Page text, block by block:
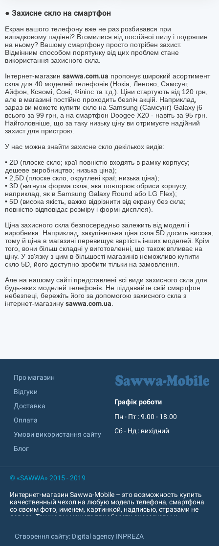
● Захисне скло на смартфон
Екран вашого телефону вже не раз розбивався при
випадковому падінні? Втомилися від постійної пилу і подряпин
на ньому? Вашому смартфону просто потрібен захист.
Відмінним способом порятунку від цих проблем стане
використання захисного скла.
Інтернет-магазин sawwa.com.ua пропонує широкий асортимент
скла для 40 моделей телефонів (Нокіа, Леново, Самсунг,
Айфон, Ксяомі, Соні, Філіпс та т.д.). Ціни стартують від 120 грн,
але в магазині постійно проходить безліч акцій. Наприклад,
зараз ви можете купити скло на Samsung (Самсунг) Galaxy j6
всього за 99 грн, а на смартфон Doogee X20 - навіть за 95 грн.
Найголовніше, що за таку низьку ціну ви отримуєте надійний
захист для пристрою.
У нас можна знайти захисне скло декількох видів:
• 2D (плоске скло; краї повністю входять в рамку корпусу;
дешеве виробництво; низька ціна);
• 2,5D (плоске скло, округлені краї; низька ціна);
• 3D (вигнута форма скла, яка повторює обриси корпусу,
наприклад, як в Samsung Galaxy Round або LG Flex);
• 5D (висока якість, важко відрізнити від екрану без скла;
повністю відповідає розміру і формі дисплея).
Ціна захисного скла безпосередньо залежить від моделі і
виробника. Наприклад, закупівельна ціна скла 5D досить висока,
тому й ціна в магазині перевищує вартість інших моделей. Крім
того, вони більш складні у виготовленні, що також впливає на
ціну. У зв'язку з цим в більшості магазинів неможливо купити
скло 5D, його доступно зробити тільки на замовлення.
Але на нашому сайті представлені всі види захисного скла для
будь-яких моделей телефонів. Не піддавайте свій смартфон
небезпеці, бережіть його за допомогою захисного скла з
інтернет-магазину sawwa.com.ua.
Про магазин
Відгуки
Доставка
Оплата
Умови використання сайту
Блог
Графік роботи
Пн - Пт : 9.00 - 18.00
Сб - Нд : вихідний
© «SAWWA» 2015 - 2019
Интернет-магазин Sawwa-Mobile – это возможность купить
качественный чехол на любую модель телефона, смартфона
со своим фото, именем, картинкой, надписью, стразами не
дорого. Так же вы можете приобрести аксессуары к
кабель, зарядное устройство, защитное стекло, защитная
пленка и т. д. Интернет-магазин sawwa.com.ua
Створення сайту: Digital agency INPREZA